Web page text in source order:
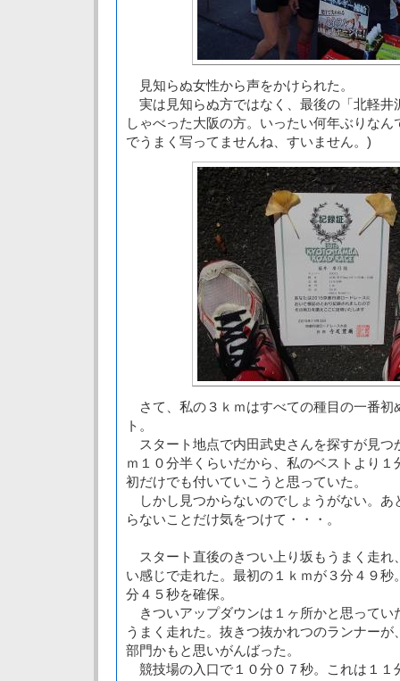
見知らぬ女性から声をかけられた。
実は見知らぬ方ではなく、最後の「北軽井
しゃべった大阪の方。いったい何年ぶりな
でうまく写ってませんね、すいません。)
さて、私の３ｋｍはすべての種目の一番初
ト。
スタート地点で内田武史さんを探すが見つ
ｍ１０分半くらいだから、私のベストより
初だけでも付いていこうと思っていた。
しかし見つからないのでしょうがない。あ
らないことだけ気をつけて・・・。
スタート直後のきつい上り坂もうまく走れ
い感じで走れた。最初の１ｋｍが３分４９
分４５秒を確保。
きついアップダウンは１ヶ所かと思ってい
うまく走れた。抜きつ抜かれつのランナー
部門かもと思いがんばった。
競技場の入口で１０分０７秒。これは１１